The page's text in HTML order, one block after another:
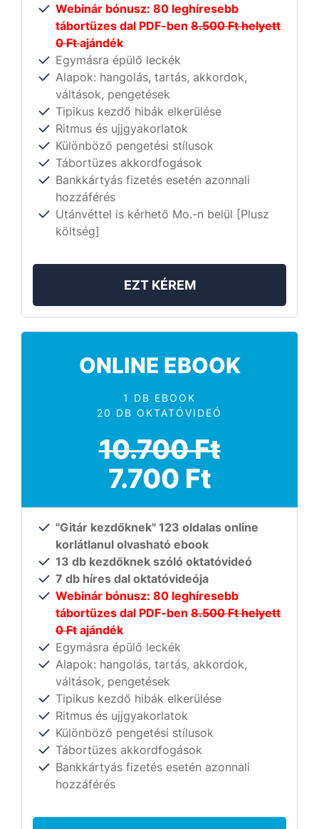
ONLINE EBOOK
1 DB EBOOK
20 DB OKTATÓVIDEÓ
10.700 Ft
7.700 Ft
"Gitár kezdőknek" 123 oldalas online
korlátlanul olvasható ebook
13 db kezdőknek szóló oktatóvideó
7 db híres dal oktatóvideója
Webinár bónusz: 80 leghíresebb
tábortüzes dal PDF-ben 8.500 Ft helyett
0 Ft ajándék
Egymásra épülő leckék
Alapok: hangolás, tartás, akkordok,
váltások, pengetések
Tipikus kezdő hibák elkerülése
Ritmus és ujjgyakorlatok
Különböző pengetési stílusok
Tábortüzes akkordfogások
Bankkártyás fizetés esetén azonnali
hozzáférés
Webinár bónusz: 80 leghíresebb
tábortüzes dal PDF-ben 8.500 Ft helyett
0 Ftajándék
Egymásra épülő leckék
Alapok: hangolás, tartás, akkordok,
váltások, pengetések
Tipikus kezdő hibák elkerülése
Ritmus és ujjgyakorlatok
Különböző pengetési stílusok
Tábortüzes akkordfogások
Bankkártyás fizetés esetén azonnali
hozzáférés
Utánvéttel is kérhető Mo.-n belül [Plusz
költség]
EZT KÉREM